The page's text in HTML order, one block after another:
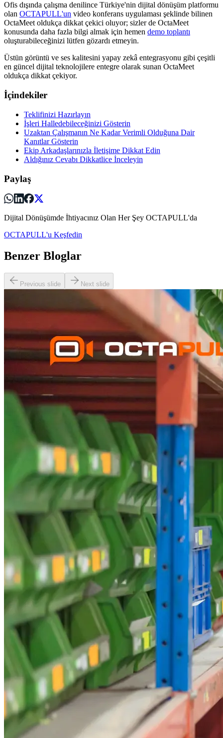
Ofis dışında çalışma denilince Türkiye'nin dijital dönüşüm platformu
olan OCTAPULL'un video konferans uygulaması şeklinde bilinen
OctaMeet oldukça dikkat çekici oluyor; sizler de OctaMeet
konusunda daha fazla bilgi almak için hemen demo toplantı
oluşturabileceğinizi lütfen gözardı etmeyin.
Üstün görüntü ve ses kalitesini yapay zekâ entegrasyonu gibi çeşitli
en güncel dijital teknolojilere entegre olarak sunan OctaMeet
oldukça dikkat çekiyor.
İçindekiler
Teklifinizi Hazırlayın
İşleri Halledebileceğinizi Gösterin
Uzaktan Çalışmanın Ne Kadar Verimli Olduğuna Dair
Kanıtlar Gösterin
Ekip Arkadaşlarınızla İletişime Dikkat Edin
Aldığınız Cevabı Dikkatlice İnceleyin
Paylaş
Dijital Dönüşümde İhtiyacınız Olan Her Şey OCTAPULL'da
OCTAPULL'u Keşfedin
Benzer Bloglar
Previous slide Next slide